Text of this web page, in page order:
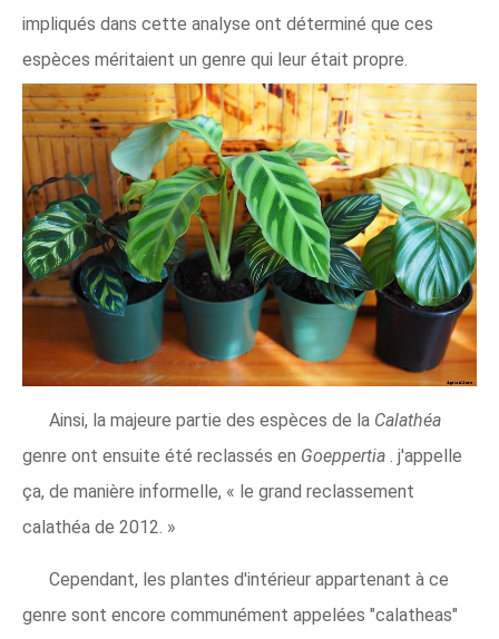
impliqués dans cette analyse ont déterminé que ces
espèces méritaient un genre qui leur était propre.
Ainsi, la majeure partie des espèces de la Calathéa
genre ont ensuite été reclassés en Goeppertia . j'appelle
ça, de manière informelle, « le grand reclassement
calathéa de 2012. »
Cependant, les plantes d'intérieur appartenant à ce
genre sont encore communément appelées "calatheas"